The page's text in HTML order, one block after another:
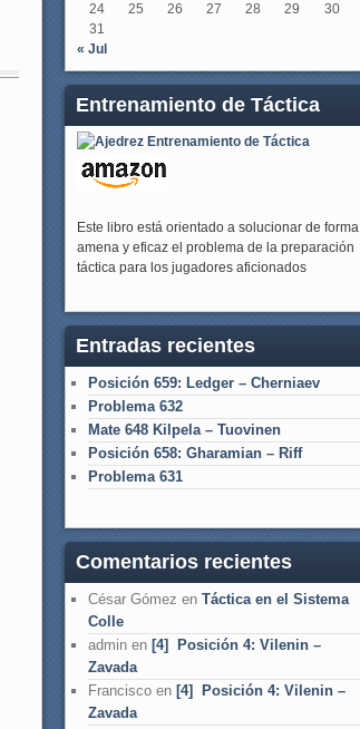
24
25 26 27 28 29
30
31
« Jul
Entrenamiento de Táctica
Este libro está orientado a solucionar de forma
amena y eficaz el problema de la preparación
táctica para los jugadores aficionados
Entradas recientes
Posición 659: Ledger – Cherniaev
Problema 632
Mate 648 Kilpela – Tuovinen
Posición 658: Gharamian – Riff
Problema 631
Comentarios recientes
César Gómez en Táctica en el Sistema
Colle
admin en [4] Posición 4: Vilenin –
Zavada
Francisco en [4] Posición 4: Vilenin –
Zavada